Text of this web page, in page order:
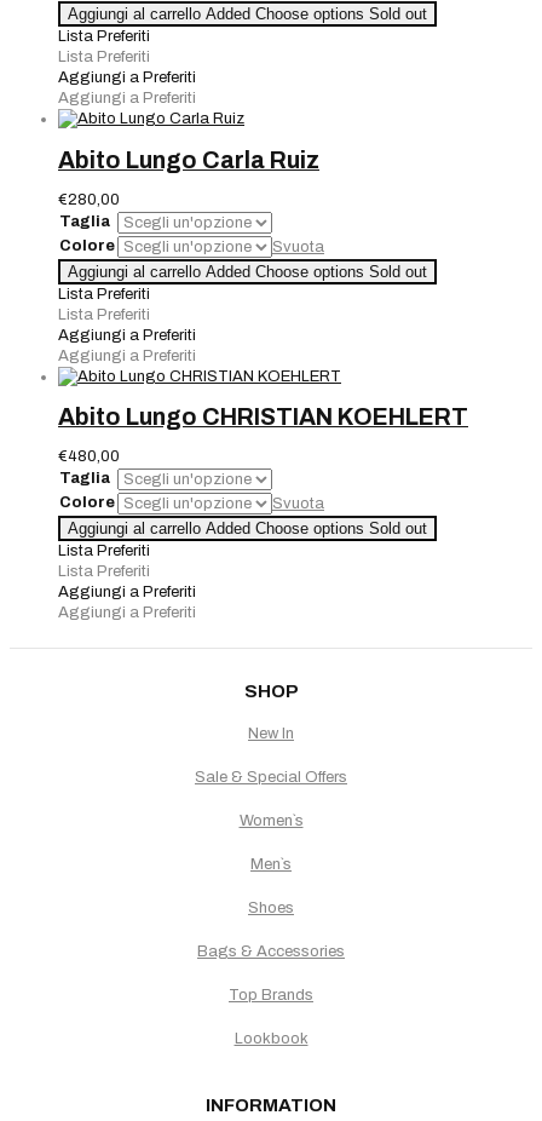
Abito
Lungo
CHRISTIAN
KOEHLERT
quantità
Aggiungi al carrello Added Choose options Sold out
Lista Preferiti
Lista Preferiti
Aggiungi a Preferiti
Aggiungi a Preferiti
Abito Lungo Carla Ruiz
€280,00
Taglia
Colore
Svuota
Abito
Lungo
Carla
Ruiz
quantità
Aggiungi al carrello Added Choose options Sold out
Lista Preferiti
Lista Preferiti
Aggiungi a Preferiti
Aggiungi a Preferiti
Abito Lungo CHRISTIAN KOEHLERT
€480,00
Taglia
Colore
Svuota
Abito
Lungo
CHRISTIAN
KOEHLERT
quantità
Aggiungi al carrello Added Choose options Sold out
Lista Preferiti
Lista Preferiti
Aggiungi a Preferiti
Aggiungi a Preferiti
SHOP
New In
Sale & Special Offers
Women`s
Men`s
Shoes
Bags & Accessories
Top Brands
Lookbook
INFORMATION